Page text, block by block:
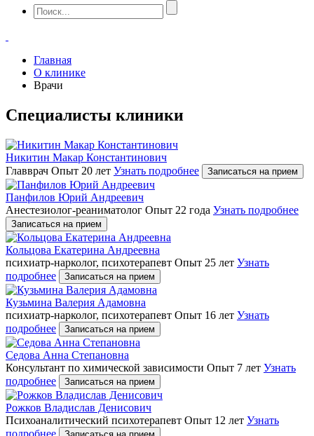
Главная
О клинике
Врачи
Специалисты клиники
Никитин Макар Константинович
Главврач Опыт 20 лет Узнать подробнее Записаться на прием
Панфилов Юрий Андреевич
Анестезиолог-реаниматолог Опыт 22 года Узнать подробнее
Записаться на прием
Кольцова Екатерина Андреевна
психиатр-нарколог, психотерапевт Опыт 25 лет Узнать
подробнее
Записаться на прием
Кузьмина Валерия Адамовна
психиатр-нарколог, психотерапевт Опыт 16 лет Узнать
подробнее
Записаться на прием
Седова Анна Степановна
Консультант по химической зависимости Опыт 7 лет Узнать
подробнее
Записаться на прием
Рожков Владислав Денисович
Психоаналитический психотерапевт Опыт 12 лет Узнать
подробнее